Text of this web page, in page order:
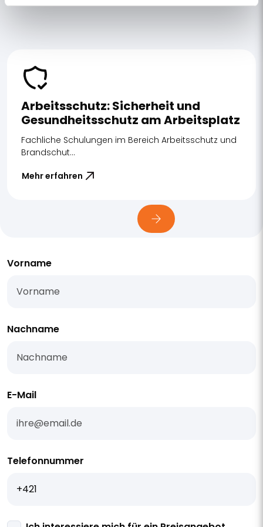
Arbeitsschutz: Sicherheit und
Gesundheitsschutz am Arbeitsplatz
Fachliche Schulungen im Bereich Arbeitsschutz und
Brandschut...
Mehr erfahren
Vorname
Nachname
E-Mail
Telefonnummer